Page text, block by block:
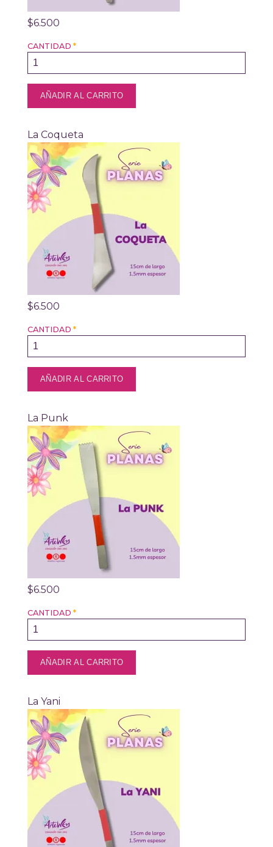
$6.500
CANTIDAD *
La Coqueta
$6.500
CANTIDAD *
La Punk
$6.500
CANTIDAD *
La Yani